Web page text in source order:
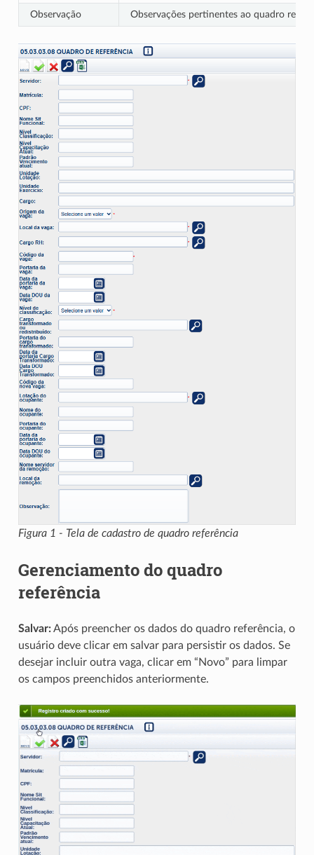
Observação Observações pertinentes ao quadro
Figura 1 - Tela de cadastro de quadro referência
Gerenciamento do quadro
referência
Salvar:Após preencher os dados do quadro referência, o
usuário deve clicar em salvar para persistir os dados. Se
desejar incluir outra vaga, clicar em “Novo” para limpar
os campos preenchidos anteriormente.